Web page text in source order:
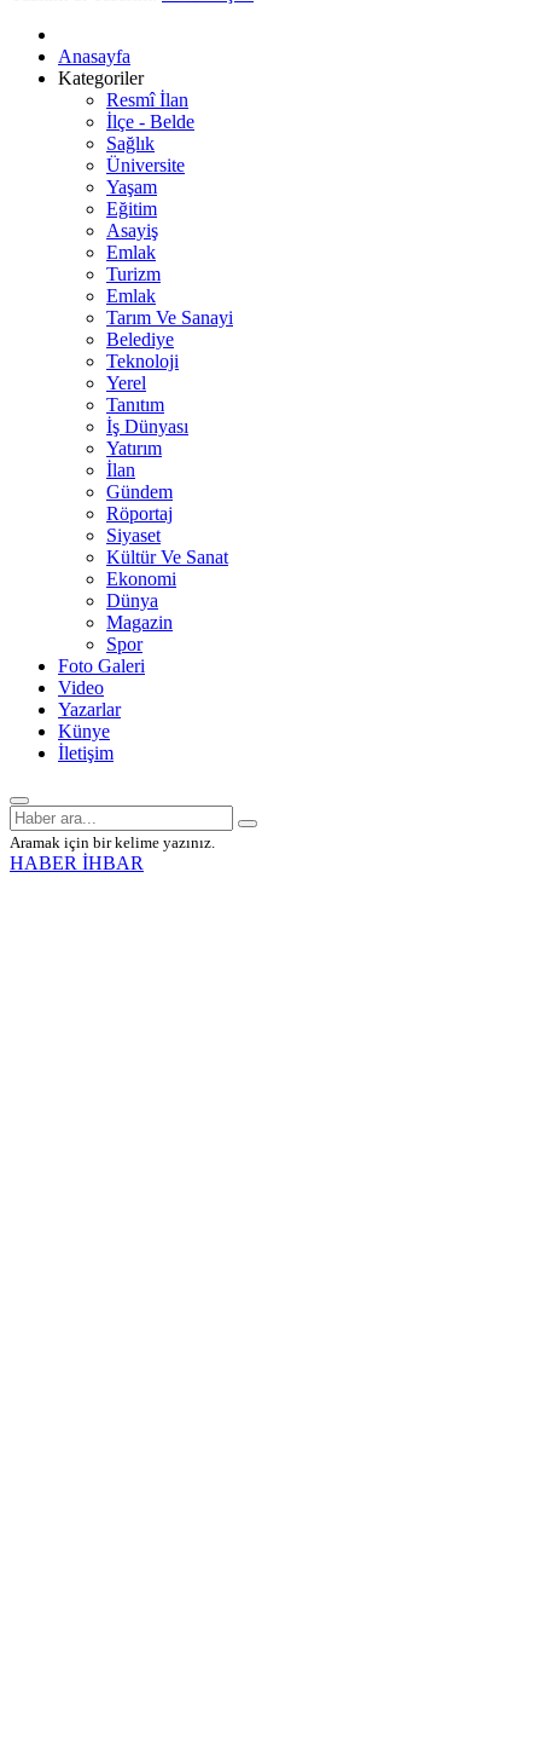
Anasayfa
Kategoriler
Resmî İlan
İlçe - Belde
Sağlık
Üniversite
Yaşam
Eğitim
Asayiş
Emlak
Turizm
Emlak
Tarım Ve Sanayi
Belediye
Teknoloji
Yerel
Tanıtım
İş Dünyası
Yatırım
İlan
Gündem
Röportaj
Siyaset
Kültür Ve Sanat
Ekonomi
Dünya
Magazin
Spor
Foto Galeri
Video
Yazarlar
Künye
İletişim
Aramak için bir kelime yazınız.
HABER İHBAR